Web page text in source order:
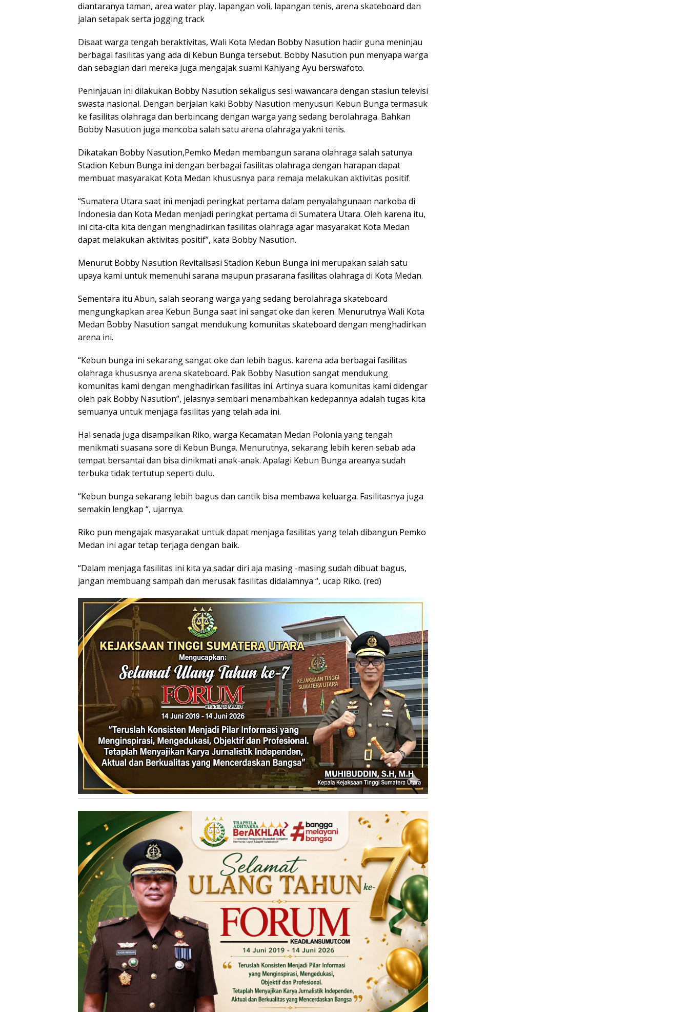
diantaranya taman, area water play, lapangan voli, lapangan tenis, arena skateboard dan
jalan setapak serta jogging track
Disaat warga tengah beraktivitas, Wali Kota Medan Bobby Nasution hadir guna meninjau
berbagai fasilitas yang ada di Kebun Bunga tersebut. Bobby Nasution pun menyapa warga
dan sebagian dari mereka juga mengajak suami Kahiyang Ayu berswafoto.
Peninjauan ini dilakukan Bobby Nasution sekaligus sesi wawancara dengan stasiun televisi
swasta nasional. Dengan berjalan kaki Bobby Nasution menyusuri Kebun Bunga termasuk
ke fasilitas olahraga dan berbincang dengan warga yang sedang berolahraga. Bahkan
Bobby Nasution juga mencoba salah satu arena olahraga yakni tenis.
Dikatakan Bobby Nasution,Pemko Medan membangun sarana olahraga salah satunya
Stadion Kebun Bunga ini dengan berbagai fasilitas olahraga dengan harapan dapat
membuat masyarakat Kota Medan khususnya para remaja melakukan aktivitas positif.
“Sumatera Utara saat ini menjadi peringkat pertama dalam penyalahgunaan narkoba di
Indonesia dan Kota Medan menjadi peringkat pertama di Sumatera Utara. Oleh karena itu,
ini cita-cita kita dengan menghadirkan fasilitas olahraga agar masyarakat Kota Medan
dapat melakukan aktivitas positif”, kata Bobby Nasution.
Menurut Bobby Nasution Revitalisasi Stadion Kebun Bunga ini merupakan salah satu
upaya kami untuk memenuhi sarana maupun prasarana fasilitas olahraga di Kota Medan.
Sementara itu Abun, salah seorang warga yang sedang berolahraga skateboard
mengungkapkan area Kebun Bunga saat ini sangat oke dan keren. Menurutnya Wali Kota
Medan Bobby Nasution sangat mendukung komunitas skateboard dengan menghadirkan
arena ini.
“Kebun bunga ini sekarang sangat oke dan lebih bagus. karena ada berbagai fasilitas
olahraga khususnya arena skateboard. Pak Bobby Nasution sangat mendukung
komunitas kami dengan menghadirkan fasilitas ini. Artinya suara komunitas kami didengar
oleh pak Bobby Nasution”, jelasnya sembari menambahkan kedepannya adalah tugas kita
semuanya untuk menjaga fasilitas yang telah ada ini.
Hal senada juga disampaikan Riko, warga Kecamatan Medan Polonia yang tengah
menikmati suasana sore di Kebun Bunga. Menurutnya, sekarang lebih keren sebab ada
tempat bersantai dan bisa dinikmati anak-anak. Apalagi Kebun Bunga areanya sudah
terbuka tidak tertutup seperti dulu.
“Kebun bunga sekarang lebih bagus dan cantik bisa membawa keluarga. Fasilitasnya juga
semakin lengkap “, ujarnya.
Riko pun mengajak masyarakat untuk dapat menjaga fasilitas yang telah dibangun Pemko
Medan ini agar tetap terjaga dengan baik.
“Dalam menjaga fasilitas ini kita ya sadar diri aja masing -masing sudah dibuat bagus,
jangan membuang sampah dan merusak fasilitas didalamnya “, ucap Riko. (red)